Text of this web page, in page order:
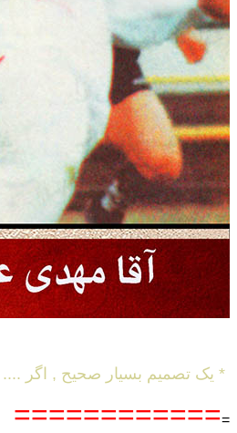
* یک تصمیم بسیار صحیح , اگر ....
=
============